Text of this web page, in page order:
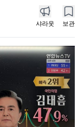
샤라웃 보관